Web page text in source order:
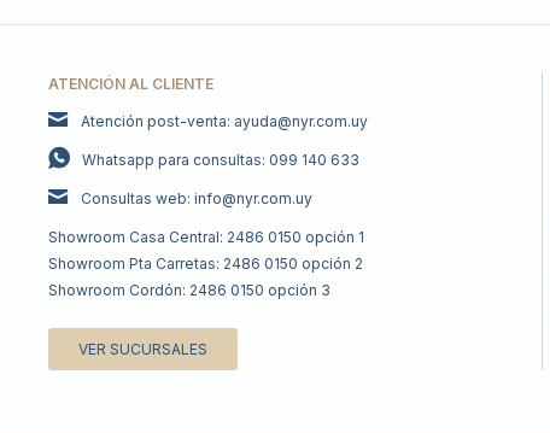
ATENCIÓN AL CLIENTE
Atención post-venta: ayuda@nyr.com.uy
Whatsapp para consultas: 099 140 633
Consultas web: info@nyr.com.uy
Showroom Casa Central: 2486 0150 opción 1
Showroom Pta Carretas: 2486 0150 opción 2
Showroom Cordón: 2486 0150 opción 3
VER SUCURSALES